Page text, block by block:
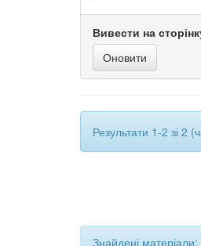
Вивести на
Результати 1-2 зі 2
Знайдені матеріали: